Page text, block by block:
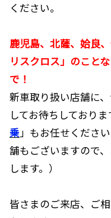
ください。
鹿児島、北薩、姶良
リスクロス」のこと
で！
新車取り扱い店舗に
してお待ちしており
乗」もお任せくださ
舗もございますので
します。）
皆さまのご来店、ご